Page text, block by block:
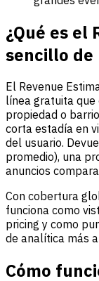
¿Qué es el
sencillo de
El Revenue
línea gratuita
propiedad o
corta estadía en
del usuario.
promedio), una
anuncios
Con cobertura
funciona como
pricing y como
de analítica más
Cómo